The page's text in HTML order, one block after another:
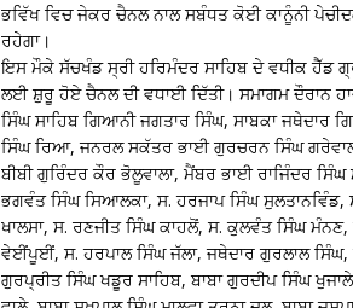
ਭਵਿੱਖ ਵਿਚ ਜੇਕਰ ਚੈਨਲ ਨਾਲ ਸਬੰਧਤ ਕੋਈ ਕਾਨੂੰਨੀ
ਰਹੇਗਾ।
ਇਸ ਮੌਕੇ ਸੱਚਖੰਡ ਸ੍ਰੀ ਹਰਿਮੰਦਰ ਸਾਹਿਬ ਦੇ ਵਧੀਕ ਹੈੱਡ
ਲਈ ਸ਼ੁਰੂ ਹੋਏ ਚੈਨਲ ਦੀ ਵਧਾਈ ਦਿੱਤੀ। ਸਮਾਗਮ ਦੌਰਾਨ
ਸਿੰਘ ਸਾਹਿਬ ਗਿਆਨੀ ਜਗਤਾਰ ਸਿੰਘ, ਸਾਬਕਾ ਜਥੇਦਾਰ
ਸਿੰਘ ਰਿਆ, ਜਨਰਲ ਸਕੱਤਰ ਭਾਈ ਗੁਰਚਰਨ ਸਿੰਘ
ਬੀਬੀ ਗੁਰਿੰਦਰ ਕੌਰ ਭੋਲੂਵਾਲਾ, ਮੈਂਬਰ ਭਾਈ ਰਾਜਿੰਦਰ
ਭਗਵੰਤ ਸਿੰਘ ਸਿਆਲਕਾ, ਸ. ਹਰਜਾਪ ਸਿੰਘ
ਖਾਲਸਾ, ਸ. ਰਣਜੀਤ ਸਿੰਘ ਕਾਹਲੋਂ, ਸ. ਕੁਲਵੰਤ ਸਿੰਘ
ਵੇਈਂਪੂਈਂ, ਸ. ਹਰਪਾਲ ਸਿੰਘ ਜੱਲਾ, ਜਥੇਦਾਰ ਗੁਰਲਾਲ ਸਿੰਘ,
ਗੁਰਪ੍ਰੀਤ ਸਿੰਘ ਖਡੂਰ ਸਾਹਿਬ, ਬਾਬਾ ਗੁਰਦੀਪ ਸਿੰਘ